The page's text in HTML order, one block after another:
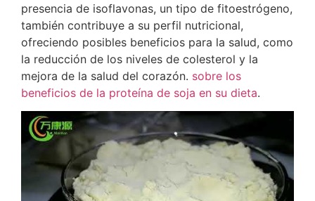
presencia de isoflavonas, un tipo de fitoestrógeno,
también contribuye a su perfil nutricional,
ofreciendo posibles beneficios para la salud, como
la reducción de los niveles de colesterol y la
mejora de la salud del corazón. sobre los
beneficios de la proteína de soja en su dieta.